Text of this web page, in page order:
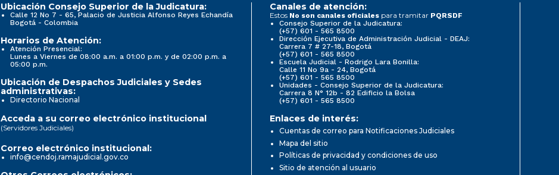
Ubicación Consejo Superior de la Judicatura:
Calle 12 No 7 - 65, Palacio de Justicia Alfonso Reyes Echandía
Bogotá - Colombia
Horarios de Atención:
Atención Presencial:
Lunes a Viernes de 08:00 a.m. a 01:00 p.m. y de 02:00 p.m. a
05:00 p.m.
Ubicación de Despachos Judiciales y Sedes
administrativas:
Directorio Nacional
Canales de atención:
Estos No son canales oficiales para tramitar PQRSDF
Consejo Superior de la Judicatura:
(+57) 601 - 565 8500
Dirección Ejecutiva de Administración Judicial - DEAJ:
Carrera 7 # 27-18, Bogotá
(+57) 601 - 565 8500
Escuela Judicial - Rodrigo Lara Bonilla:
Calle 11 No 9a - 24, Bogotá
(+57) 601 - 565 8500
Unidades - Consejo Superior de la Judicatura:
Carrera 8 N° 12b - 82 Edificio la Bolsa
(+57) 601 - 565 8500
Acceda a su correo electrónico institucional
(Servidores Judiciales)
Correo electrónico institucional:
info@cendoj.ramajudicial.gov.co
Enlaces de interés:
Cuentas de correo para Notificaciones Judiciales
Mapa del sitio
Políticas de privacidad y condiciones de uso
Sitio de atención al usuario